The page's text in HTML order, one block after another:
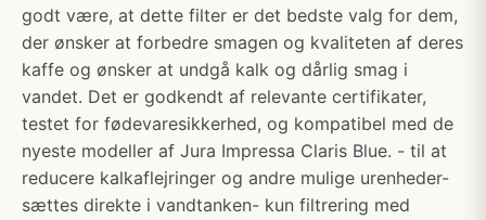
godt være, at dette filter er det bedste valg for dem,
der ønsker at forbedre smagen og kvaliteten af ​​deres
kaffe og ønsker at undgå kalk og dårlig smag i
vandet. Det er godkendt af relevante certifikater,
testet for fødevaresikkerhed, og kompatibel med de
nyeste modeller af Jura Impressa Claris Blue. - til at
reducere kalkaflejringer og andre mulige urenheder-
sættes direkte i vandtanken- kun filtrering med